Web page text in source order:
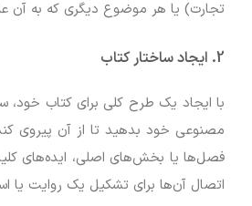
تجارت) یا هر موضوع دیگری که به آن
2. ایجاد ساختار کتاب
با ایجاد یک طرح کلی برای کتاب خود،
مصنوعی خود بدهید تا از آن پیروی
فصل‌ها یا بخش‌های اصلی، ایده‌های
اتصال آن‌ها برای تشکیل یک روایت یا